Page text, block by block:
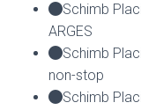
Schimb
ARGES
Schimb
non-stop
Schimb